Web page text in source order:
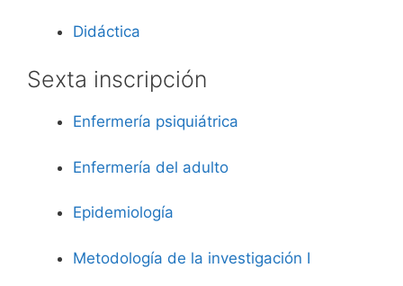
Didáctica
Sexta inscripción
Enfermería psiquiátrica
Enfermería del adulto
Epidemiología
Metodología de la investigación I